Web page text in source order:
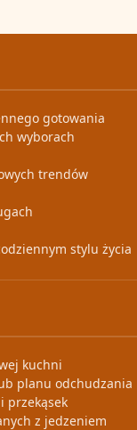
gotowania
wyborach
trendów
stylu życia
kuchni
planu odchudzania
przekąsek
z jedzeniem